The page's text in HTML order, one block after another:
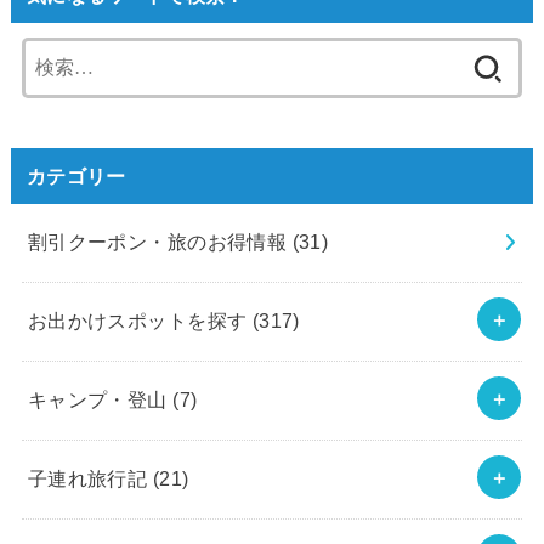
索:
カテゴリー
割引クーポン・旅のお得情報 (31)
お出かけスポットを探す (317)
キャンプ・登山 (7)
子連れ旅行記 (21)